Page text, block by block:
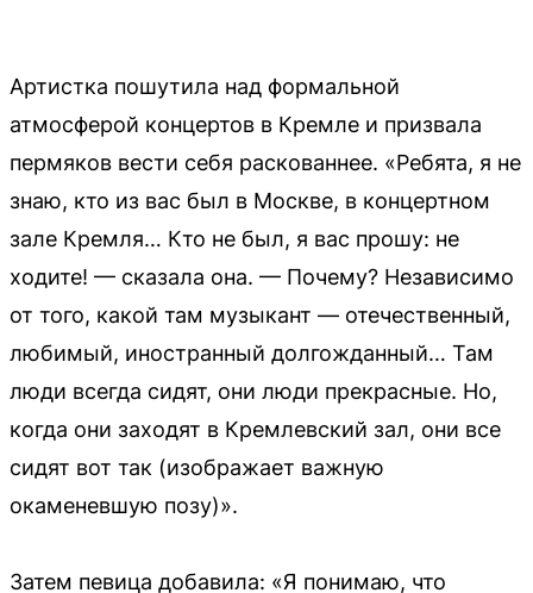
Артистка пошутила над формальной
атмосферой концертов в Кремле и призвала
пермяков вести себя раскованнее. «Ребята, я не
знаю, кто из вас был в Москве, в концертном
зале Кремля… Кто не был, я вас прошу: не
ходите! — сказала она. — Почему? Независимо
от того, какой там музыкант — отечественный,
любимый, иностранный долгожданный… Там
люди всегда сидят, они люди прекрасные. Но,
когда они заходят в Кремлевский зал, они все
сидят вот так (изображает важную
окаменевшую позу)».
Затем певица добавила: «Я понимаю, что